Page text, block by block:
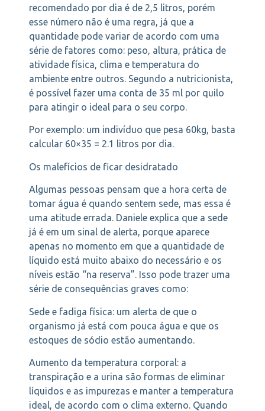
recomendado por dia é de 2,5 litros, porém
esse número não é uma regra, já que a
quantidade pode variar de acordo com uma
série de fatores como: peso, altura, prática de
atividade física, clima e temperatura do
ambiente entre outros. Segundo a nutricionista,
é possível fazer uma conta de 35 ml por quilo
para atingir o ideal para o seu corpo.
Por exemplo: um indivíduo que pesa 60kg, basta
calcular 60×35 = 2.1 litros por dia.
Os malefícios de ficar desidratado
Algumas pessoas pensam que a hora certa de
tomar água é quando sentem sede, mas essa é
uma atitude errada. Daniele explica que a sede
já é em um sinal de alerta, porque aparece
apenas no momento em que a quantidade de
líquido está muito abaixo do necessário e os
níveis estão “na reserva”. Isso pode trazer uma
série de consequências graves como:
Sede e fadiga física: um alerta de que o
organismo já está com pouca água e que os
estoques de sódio estão aumentando.
Aumento da temperatura corporal: a
transpiração e a urina são formas de eliminar
líquidos e as impurezas e manter a temperatura
ideal, de acordo com o clima externo. Quando